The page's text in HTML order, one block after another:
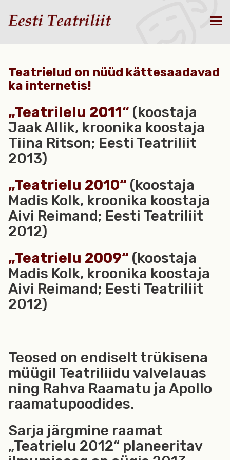
Teatrielud on nüüd kättesaadavad
ka internetis!
„Teatrilelu 2011“ (koostaja
Jaak Allik, kroonika koostaja
Tiina Ritson; Eesti Teatriliit
2013)
„Teatrielu 2010“ (koostaja
Madis Kolk, kroonika koostaja
Aivi Reimand; Eesti Teatriliit
2012)
„Teatrielu 2009“ (koostaja
Madis Kolk, kroonika koostaja
Aivi Reimand; Eesti Teatriliit
2012)
Teosed on endiselt trükisena
müügil Teatriliidu valvelauas
ning Rahva Raamatu ja Apollo
raamatupoodides.
Sarja järgmine raamat
„Teatrielu 2012“ planeeritav